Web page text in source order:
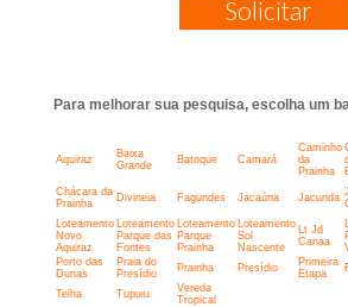
Solicitar
Para melhorar sua pesquisa, escolha um
Aquiraz
Baixa
Grande
Batoque Camará
Caminho
da
Prainha
Chácara da
Prainha
Divineia Fagundes Jacaúna Jacunda
Loteamento
Novo
Aquiraz
Loteamento
Parque das
Fontes
Loteamento
Parque
Prainha
Loteamento
Sol
Nascente
Lt Jd
Canaa
Porto das
Dunas
Praia do
Presídio
Prainha Presídio
Primeira
Etapa
Telha Tupuiu
Vereda
Tropical